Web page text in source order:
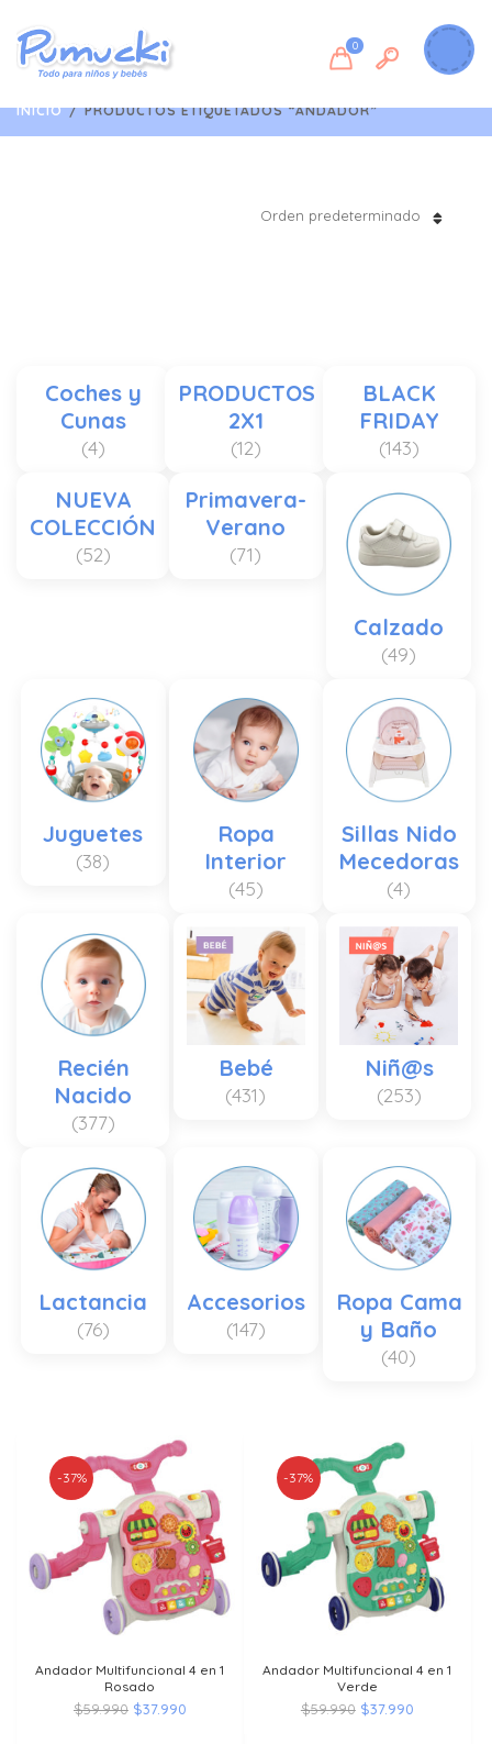
0
INICIO /PRODUCTOS ETIQUETADOS “ANDADOR”
Orden predeterminado
Coches y
Cunas
(4)
PRODUCTOS
2X1
(12)
BLACK
FRIDAY
(143)
NUEVA
COLECCIÓN
(52)
Primavera-
Verano
(71)
Calzado
(49)
Juguetes
(38)
Ropa
Interior
(45)
Sillas Nido
Mecedoras
(4)
Recién
Nacido
(377)
Bebé
(431)
Niñ@s
(253)
Lactancia
(76)
Accesorios
(147)
Ropa Cama
y Baño
(40)
Andador Multifuncional 4 en 1
Rosado
$59.990 El
$37.990El
-37%
Andador Multifuncional 4 en 1
Verde
$59.990 El
$37.990El
-37%